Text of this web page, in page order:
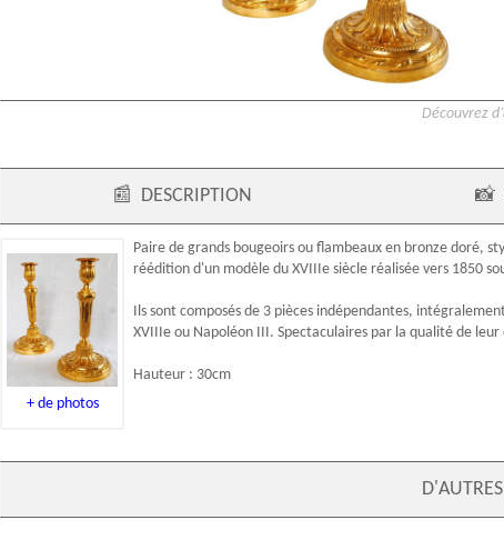
Découvrez
📰 DESCRIPTION 📸
+ de photos
Paire de grands bougeoirs ou flambeaux en bronze doré,
réédition d'un modèle du XVIIIe siècle réalisée vers 1850
Ils sont composés de 3 pièces indépendantes,
XVIIIe ou Napoléon III. Spectaculaires par la qualité de
Hauteur : 30cm